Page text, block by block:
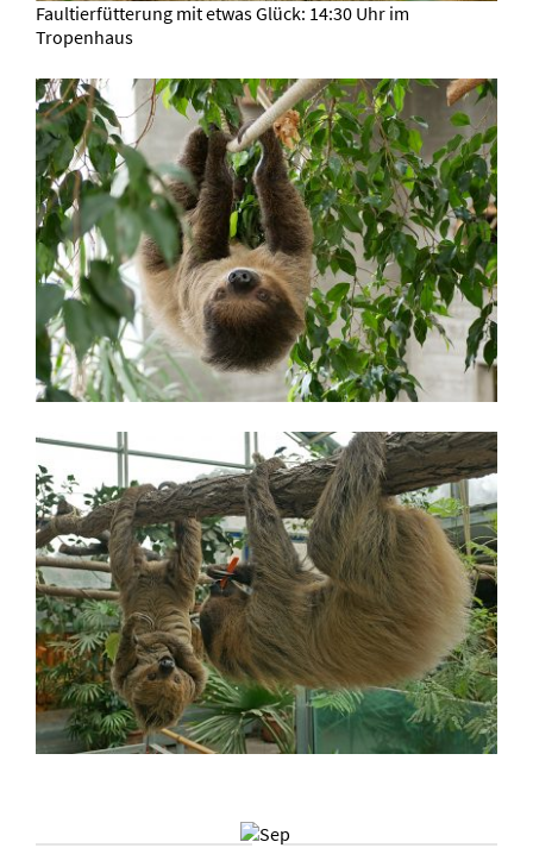
Faultierfütterung mit etwas Glück: 14:30 Uhr im
Tropenhaus